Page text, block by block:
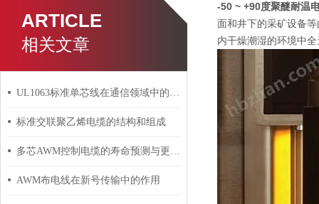
ARTICLE
相关文章
UL1063标准单芯线在通信领域中的应用
标准交联聚乙烯电缆的结构和组成
多芯AWM控制电缆的寿命预测与更换周期
AWM布电线在新号传输中的作用
-50 ~ +90度聚醚耐温
面和井下的采矿设备
内干燥潮湿的环境中